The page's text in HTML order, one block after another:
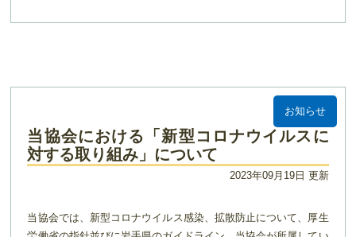
お知らせ
当協会における「新型コロナウイルスに
対する取り組み」について
2023年09月19日 更新
当協会では、新型コロナウイルス感染、拡散防止について、厚生